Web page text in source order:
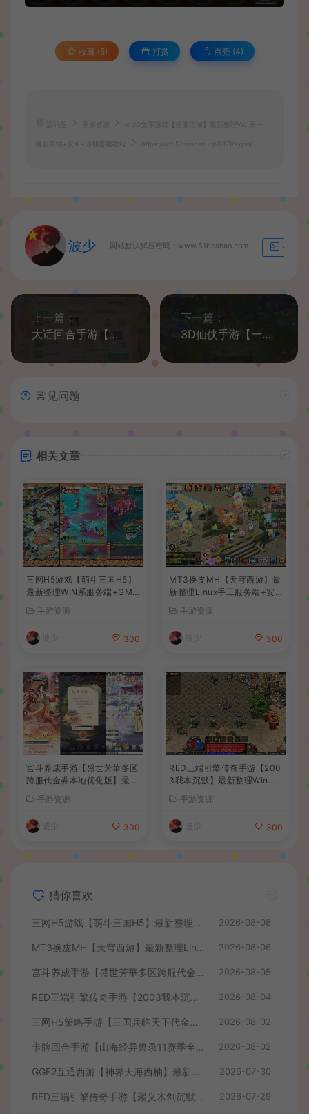
收藏 (5) 打赏 点赞 (4)
手游资源 MUD文字游戏【笑傲江湖】最新整理Win系一
键服务端+安卓+详细搭建教程 https://wd.51boshao.vip/6171/syym/
波少 网站默认解压密码：www.51boshao.com 生成海
上一篇：
大话回合手游【岁月如歌】最新整理Linux手工服务端+win系+源码+安卓+JAVA后台+内置后台+详细搭建教程
下一篇：
3D仙侠手游【一剑多情/魔藏仙缘】最新整理Linux手工服务端+安卓苹果双端+GM授权后台+运营后台+详细架设教程
常见问题
相关文章
三网H5游戏【萌斗三国H5】
最新整理WIN系服务端+GM
手游资源
波少 300
MT3换皮MH【天穹西游】最
新整理Linux手工服务端+安
建教程+全套源码+视频教程
手游资源
波少 300
宫斗养成手游【盛世芳華多区
跨服代金券本地优化版】最新
手工服务端+CDK授权后台
+安卓+详细搭建教程
手游资源
波少 300
RED三端引擎传奇手游【200
3我本沉默】最新整理Win系
细搭建教程
手游资源
波少 300
猜你喜欢
三网H5游戏【萌斗三国H5】最新整理WIN系服务端+GM后台+详细搭建教程 2026-08-08
MT3换皮MH【天穹西游】最新整理Linux手工服务端+安卓苹果双端+GM后台+详细搭建教程+全套源码+视频教程 2026-08-06
宫斗养成手游【盛世芳華多区跨服代金券本地优化版】最新整理单机一键即玩端+Linux手工服务端+CDK授权后台+安卓+详细搭建教程 2026-08-05
RED三端引擎传奇手游【2003我本沉默】最新整理Win系服务端+安卓苹果PC三端+详细搭建教程 2026-08-04
三网H5策略手游【三国兵临天下代金券内购七合修复版】最新整理单机一键即玩镜像端+Linux手工服务端+管理后台+GM授权后台+简易安卓客户端+详细搭建教程+视频教程 2026-08-02
卡牌回合手游【山海经异兽录11赛季全人物代金券内购版】最新整理WIN系服务端+授权GM后台+管理后台+热更修改工具+安卓+详细搭建教程 2026-08-02
GGE2互通西游【神界天海西柚】最新整理Win系服务端+安卓苹果PC三端+内置GM工具+全套源码+详细搭建教程+视频教程 2026-07-30
RED三端引擎传奇手游【聚义木剑沉默高仿嘟嘟沉默】最新整理Win系服务端+安卓苹果PC三端+详细搭建教程 2026-07-29